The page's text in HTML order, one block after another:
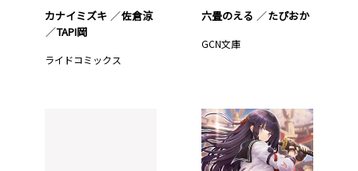
カナイミズキ
佐倉涼
TAPI岡
ライドコミックス
六畳のえる たぴおか
GCN文庫